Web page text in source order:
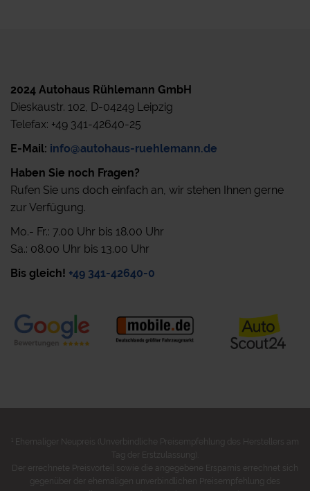
2024 Autohaus Rühlemann GmbH
Dieskaustr. 102, D-04249 Leipzig
Telefax: +49 341-42640-25
E-Mail: info@autohaus-ruehlemann.de
Haben Sie noch Fragen?
Rufen Sie uns doch einfach an, wir stehen Ihnen gerne
zur Verfügung.
Mo.- Fr.: 7.00 Uhr bis 18.00 Uhr
Sa.: 08.00 Uhr bis 13.00 Uhr
Bis gleich! +49 341-42640-0
Ehemaliger Neupreis (Unverbindliche Preisempfehlung des Herstellers am
Tag der Erstzulassung).
Der errechnete Preisvorteil sowie die angegebene Ersparnis errechnet sich
gegenüber der ehemaligen unverbindlichen Preisempfehlung des